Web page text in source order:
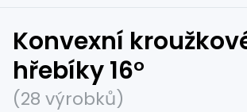
Konvexní
hřebíky 16°
(28 výrobků)